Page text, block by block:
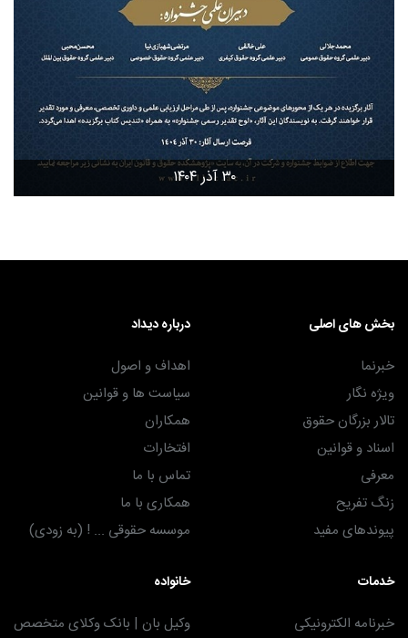
۳۰ آذر ۱۴۰۴
بخش های اصلی
خبرنما
ویژه نگار
تالار بزرگان حقوق
اسناد و قوانین
معرفی
زنگ تفریح
پیوندهای مفید
درباره دیداد
اهداف و اصول
سیاست ها و قوانین
همکاران
افتخارات
تماس با ما
همکاری با ما
موسسه حقوقی ... ! (به زودی)
خدمات
خبرنامه الکترونیکی
خانواده
وکیل بان | بانک وکلای متخصص